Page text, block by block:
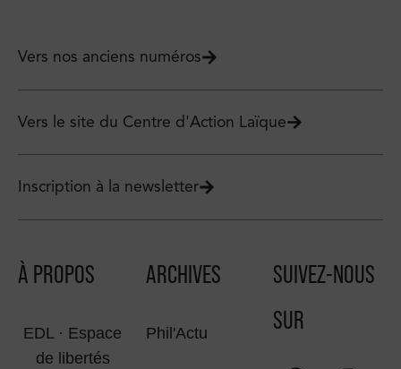
Vers nos anciens numéros
Vers le site du Centre d'Action Laïque
Inscription à la newsletter
À PROPOS
EDL · Espace
de libertés
ARCHIVES
Phil'Actu
SUIVEZ-NOUS
SUR